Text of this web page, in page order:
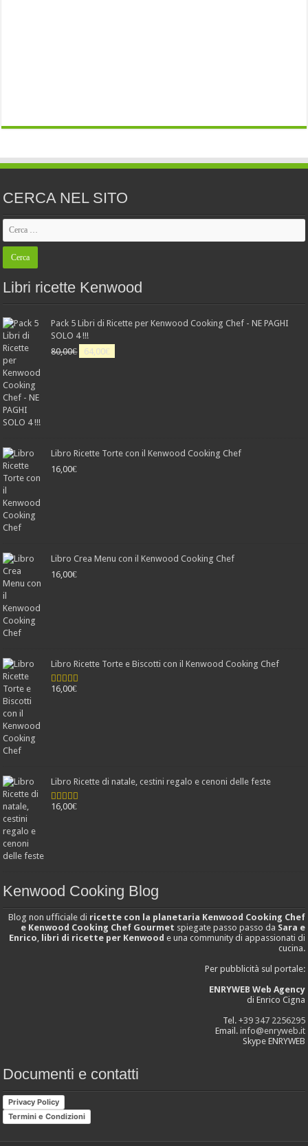
CERCA NEL SITO
Libri ricette Kenwood
Pack 5 Libri di Ricette per Kenwood Cooking Chef - NE PAGHI
SOLO 4 !!!
80,00€ 64,00€
Libro Ricette Torte con il Kenwood Cooking Chef
16,00€
Libro Crea Menu con il Kenwood Cooking Chef
16,00€
Libro Ricette Torte e Biscotti con il Kenwood Cooking Chef
Valutato
16,00€
Libro Ricette di natale, cestini regalo e cenoni delle feste
Valutato
16,00€
Kenwood Cooking Blog
Blog non ufficiale di ricette con la planetaria Kenwood Cooking Chef
e Kenwood Cooking Chef Gourmet spiegate passo passo da Sara e
Enrico libri di ricette per Kenwood e una community di appassionati di
cucina.
Per pubblicità sul portale:
ENRYWEB Web Agency
di Enrico Cigna
Tel. +39 347 2256295
Email. info@enryweb.it
Skype ENRYWEB
Documenti e contatti
Privacy Policy
Termini e Condizioni